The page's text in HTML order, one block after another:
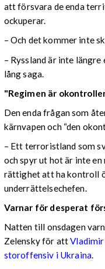
att försvara de enda
ockuperar.
– Och det kommer inte
– Ryssland är inte
lång saga.
"Regimen är
Den enda frågan som
kärnvapen och “den
– Ett terroristland som
och spyr ut hot är inte
rättighet att ha kontroll
underrättelsechefen.
Varnar för desperat
Natten till onsdagen
Zelensky för att
storoffensiv i Ukraina.